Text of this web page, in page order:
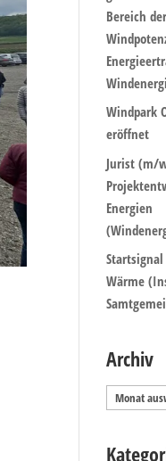
Bereich
Windpark
eröffnet
Jurist (m/
Energien
Wärme
Archiv
Archiv